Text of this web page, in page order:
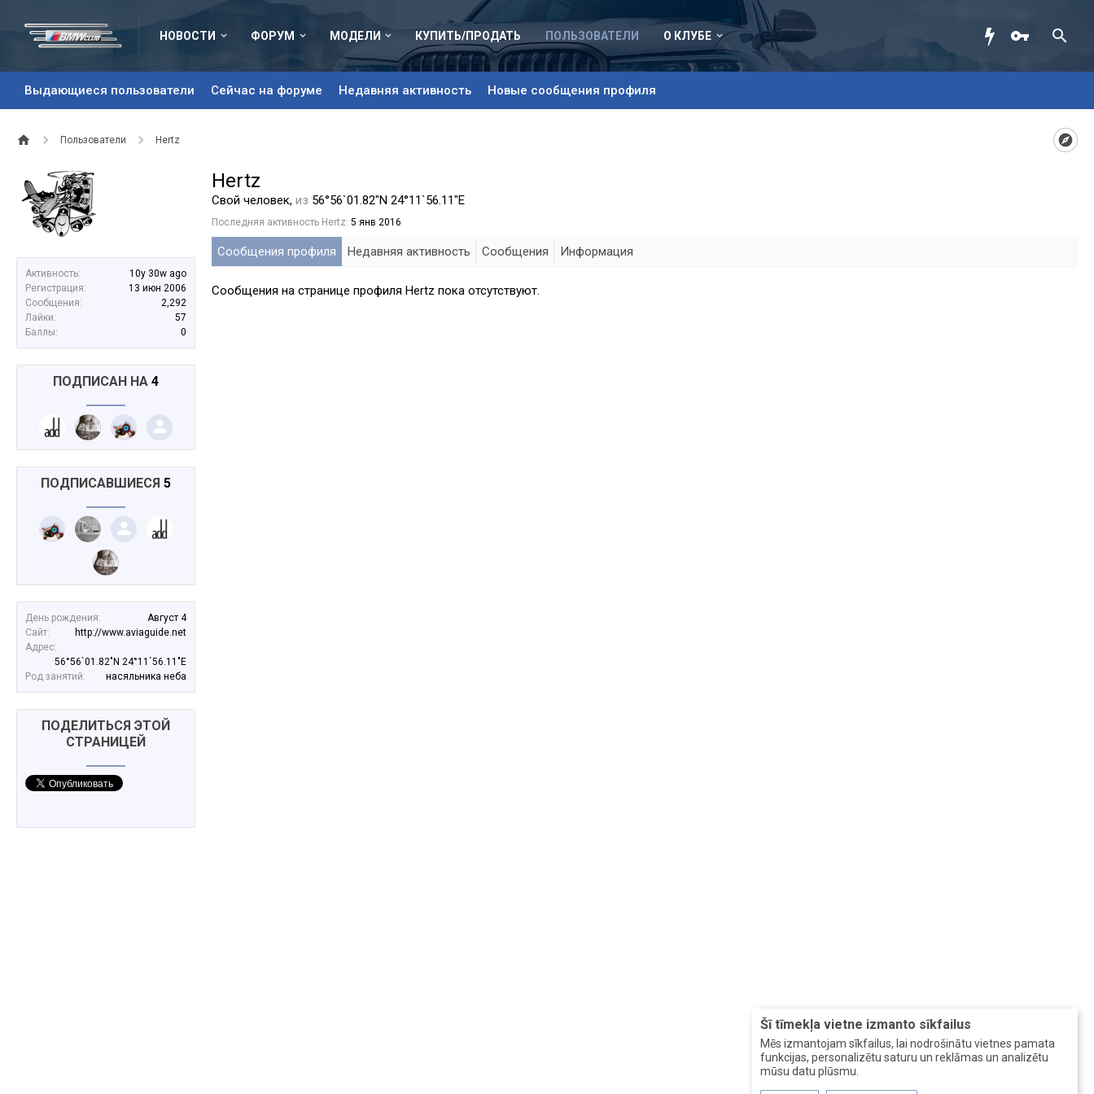
НОВОСТИ ФОРУМ МОДЕЛИ КУПИТЬ/ПРОДАТЬ ПОЛЬЗОВАТЕЛИ
Выдающиеся пользователи Сейчас на форуме Недавняя активность Новые сообщения профиля
О КЛУБЕ
Пользователи Hertz
Šī tīmekļa vietne izmanto sīkfailus
Mēs izmantojam sīkfailus, lai nodrošinātu vietnes pamata
funkcijas, personalizētu saturu un reklāmas un analizētu
mūsu datu plūsmu.
Активность:
10y 30w ago
Регистрация:
13 июн 2006
Сообщения:
2,292
Лайки:
57
Баллы:
0
ПОДПИСАН НА 4
ПОДПИСАВШИЕСЯ 5
День рождения:
Август 4
Сайт:
http://www.aviaguide.net
Адрес:
56°56`01.82"N 24°11`56.11"E
Род занятий:
насяльника неба
ПОДЕЛИТЬСЯ ЭТОЙ
СТРАНИЦЕЙ
Hertz
Свой человек, из 56°56`01.82"N 24°11`56.11"E
Последняя активность Hertz: 5 янв 2016
Сообщения профиля Недавняя активность Сообщения Информация
Сообщения на странице профиля Hertz пока отсутствуют.